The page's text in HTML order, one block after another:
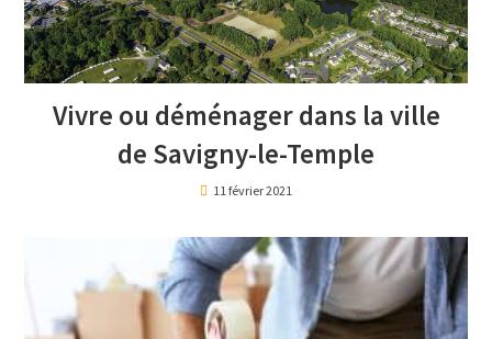
Vivre ou déménager dans la ville
de Savigny-le-Temple
11 février 2021